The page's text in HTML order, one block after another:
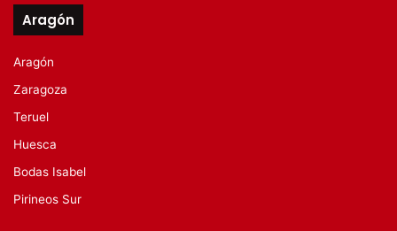
Aragón
Aragón
Zaragoza
Teruel
Huesca
Bodas Isabel
Pirineos Sur